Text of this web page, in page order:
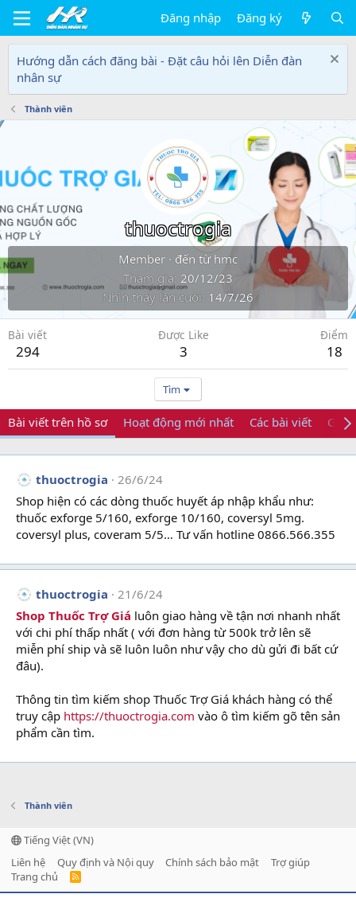
Đăng nhập Đăng ký
Hướng dẫn cách đăng bài - Đặt câu hỏi lên Diễn đàn
nhân sự
Thành viên
thuoctrogia
Member · đến từ hmc
Tham gia 20/12/23
Nhìn thấy lần cuối 14/7/26
Bài viết
294
Được Like
3
Điểm
18
Tìm
Bài viết trên hồ sơ Hoạt động mới nhất Các bài viết Giới
thuoctrogia
26/6/24
Shop hiện có các dòng thuốc huyết áp nhập khẩu như:
thuốc exforge 5/160, exforge 10/160, coversyl 5mg.
coversyl plus, coveram 5/5… Tư vấn hotline 0866.566.355
thuoctrogia
21/6/24
Shop Thuốc Trợ Giá luôn giao hàng về tận nơi nhanh nhất
với chi phí thấp nhất ( với đơn hàng từ 500k trở lên sẽ
miễn phí ship và sẽ luôn luôn như vậy cho dù gửi đi bất cứ
đâu).
Thông tin tìm kiếm shop Thuốc Trợ Giá khách hàng có thể
truy cập https://thuoctrogia.com vào ô tìm kiếm gõ tên sản
phẩm cần tìm.
Thành viên
Tiếng Việt (VN)
Liên hệ
Quy định và Nội quy Chính sách bảo mật
Trợ giúp
Trang chủ
R